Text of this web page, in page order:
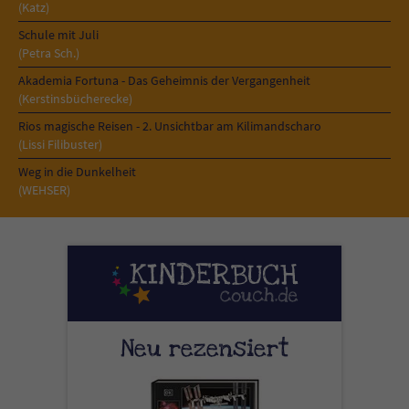
(Katz)
Schule mit Juli
(Petra Sch.)
Akademia Fortuna - Das Geheimnis der Vergangenheit
(Kerstinsbücherecke)
Rios magische Reisen - 2. Unsichtbar am Kilimandscharo
(Lissi Filibuster)
Weg in die Dunkelheit
(WEHSER)
Neu rezensiert
überprüfen.